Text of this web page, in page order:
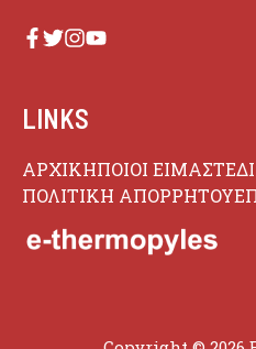
LINKS
ΑΡΧΙΚΗΠΟΙΟΙ ΕΙΜΑΣΤΕ
ΠΟΛΙΤΙΚΗ ΑΠΟΡΡΗΤΟΥ